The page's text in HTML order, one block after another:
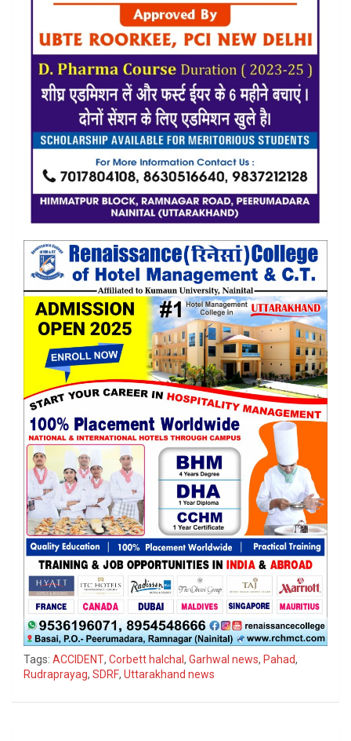
Tags: ACCIDENT, Corbett halchal , Garhwal news, Pahad,
Rudraprayag, SDRF, Uttarakhand news